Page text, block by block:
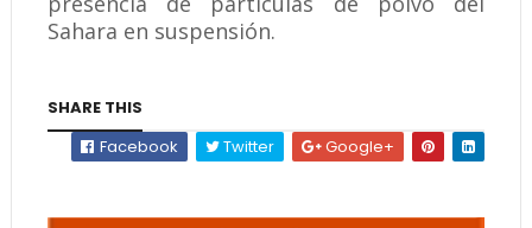
Sahara en suspensión.
SHARE THIS
Facebook
Twitter Google+